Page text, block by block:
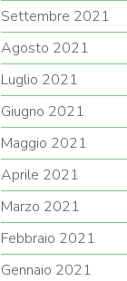
Settembre 2021
Agosto 2021
Luglio 2021
Giugno 2021
Maggio 2021
Aprile 2021
Marzo 2021
Febbraio 2021
Gennaio 2021